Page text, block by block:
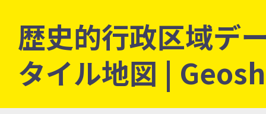
歴史的行政区域デ
タイル地図 |